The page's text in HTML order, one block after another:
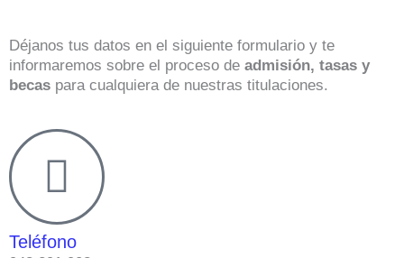
Déjanos tus datos en el siguiente formulario y te
informaremos sobre el proceso de admisión, tasas y
becas para cualquiera de nuestras titulaciones.
Teléfono